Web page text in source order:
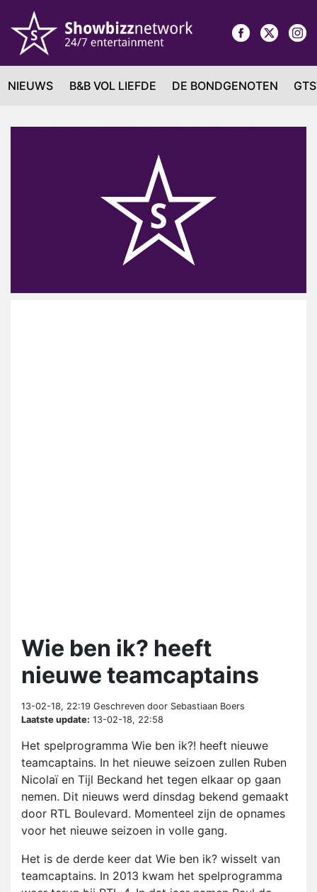
NIEUWS B&B VOL LIEFDE DE BONDGENOTEN
Wie ben ik? heeft
nieuwe teamcaptains
13-02-18, 22:19 Geschreven door Sebastiaan Boers
Laatste update: 13-02-18, 22:58
Het spelprogramma Wie ben ik?! heeft nieuwe
teamcaptains. In het nieuwe seizoen zullen Ruben
Nicolaï en Tijl Beckand het tegen elkaar op gaan
nemen. Dit nieuws werd dinsdag bekend gemaakt
door RTL Boulevard. Momenteel zijn de opnames
voor het nieuwe seizoen in volle gang.
Het is de derde keer dat Wie ben ik? wisselt van
teamcaptains. In 2013 kwam het spelprogramma